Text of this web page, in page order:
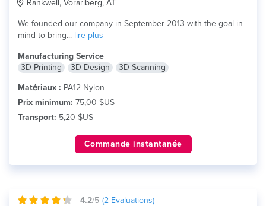
Rankweil, Vorarlberg, AT
We founded our company in September 2013 with the goal in
mind to bring... lire plus
Manufacturing Service
3D Printing
3D Design
3D Scanning
Matériaux : PA12 Nylon
Prix minimum: 75,00 $US
Transport: 5,20 $US
Commande instantanée
4.2/5 (2 Evaluations)